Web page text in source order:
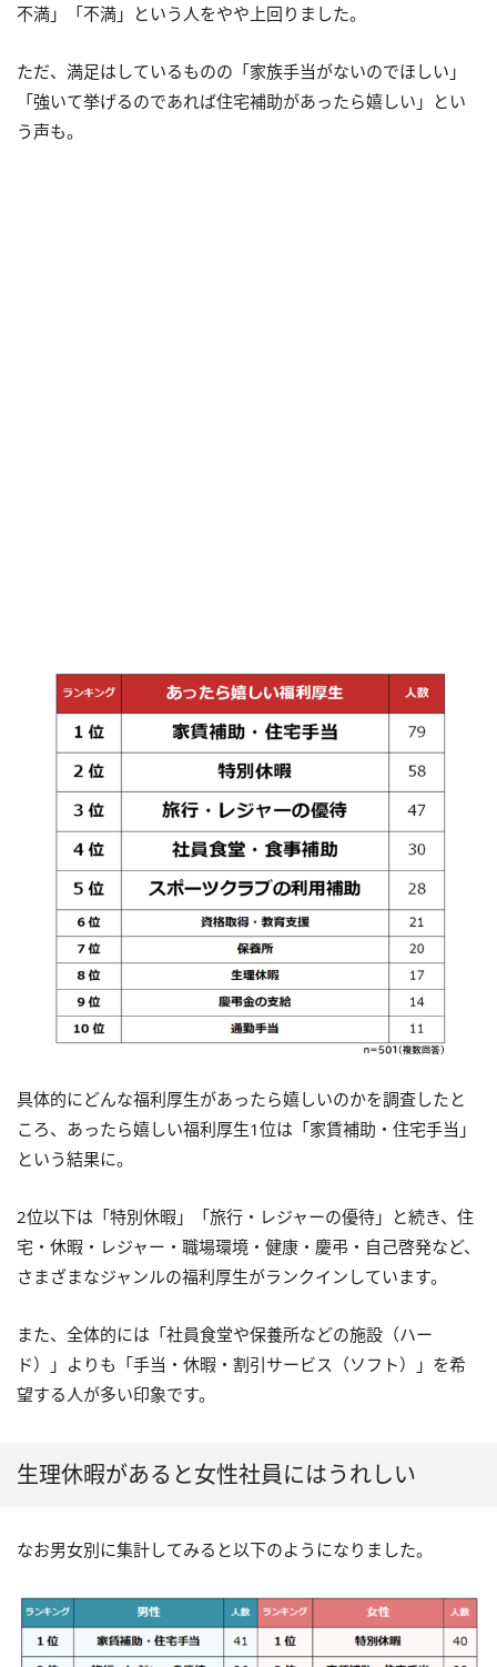
不満」「不満」という人をやや上回りました。
ただ、満足はしているものの「家族手当がないのでほしい」
「強いて挙げるのであれば住宅補助があったら嬉しい」とい
う声も。
具体的にどんな福利厚生があったら嬉しいのかを調査したと
ころ、あったら嬉しい福利厚生1位は「家賃補助・住宅手当」
という結果に。
2位以下は「特別休暇」「旅行・レジャーの優待」と続き、住
宅・休暇・レジャー・職場環境・健康・慶弔・自己啓発など、
さまざまなジャンルの福利厚生がランクインしています。
また、全体的には「社員食堂や保養所などの施設（ハー
ド）」よりも「手当・休暇・割引サービス（ソフト）」を希
望する人が多い印象です。
生理休暇があると女性社員にはうれしい
なお男女別に集計してみると以下のようになりました。